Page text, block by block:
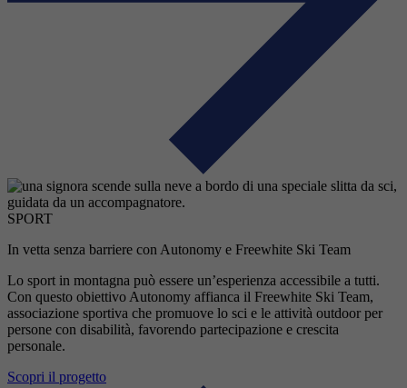
SPORT
In vetta senza barriere con Autonomy e Freewhite Ski Team
Lo sport in montagna può essere un’esperienza accessibile a tutti.
Con questo obiettivo Autonomy affianca il Freewhite Ski Team,
associazione sportiva che promuove lo sci e le attività outdoor per
persone con disabilità, favorendo partecipazione e crescita
personale.
Scopri il progetto